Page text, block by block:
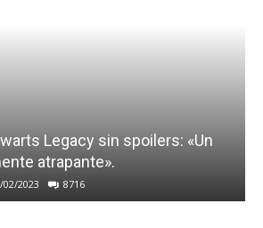
Legacy sin spoilers: «Un
atrapante».
02/2023 8716